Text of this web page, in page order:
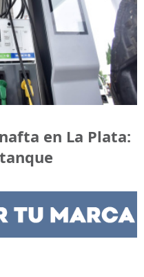
en La Plata: